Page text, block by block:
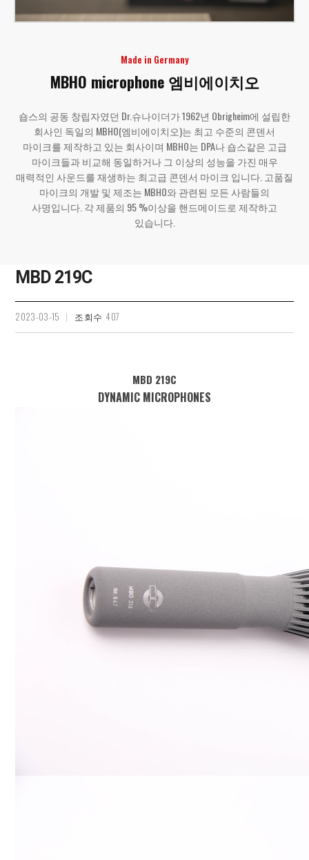
Made in Germany
MBHO microphone 엠비에이치오
숍스의 공동 창립자였던 Dr.슈나이더가 1962년 Obrigheim에 설립한
회사인 독일의 MBHO(엠비에이치오)는 최고 수준의 콘덴서
마이크를 제작하고 있는 회사이며 MBHO는 DPA나 숍스같은 고급
마이크들과 비교해 동일하거나 그 이상의 성능을 가진 매우
매력적인 사운드를 재생하는 최고급 콘덴서 마이크 입니다. 고품질
마이크의 개발 및 제조는 MBHO와 관련된 모든 사람들의
사명입니다. 각 제품의 95 %이상을 핸드메이드로 제작하고
있습니다.
MBD 219C
2023-03-15 조회수 407
MBD 219C
DYNAMIC MICROPHONES